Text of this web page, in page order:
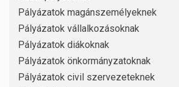
Pályázatok magánszemélyeknek
Pályázatok vállalkozásoknak
Pályázatok diákoknak
Pályázatok önkormányzatoknak
Pályázatok civil szervezeteknek